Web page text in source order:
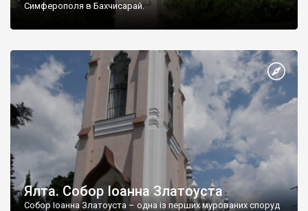
Симферополя в Бахчисарай.
Ялта. Собор Іоанна Златоуста
Собор Іоанна Златоуста – одна із перших мурованих споруд